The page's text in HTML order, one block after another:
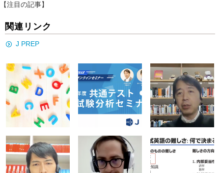
【注目の記事】
関連リンク
J PREP